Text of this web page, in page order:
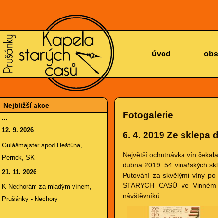
KAPELA
STARÝCH
úvod
Nejbližší akce
...
12. 9. 2026
Gulášmajster spod Heštúna,
Pernek, SK
21. 11. 2026
K Nechorám za mladým vínem,
Prušánky - Nechory
Fotogalerie
6. 4. 2019 Ze sklepa
Největší ochutnávka vín
dubna 2019. 54 vinařských
Putování za skvělými víny
STARÝCH ČASŮ ve
návštěvníků.